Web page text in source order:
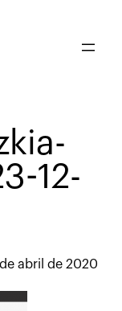
12-
abril de 2020